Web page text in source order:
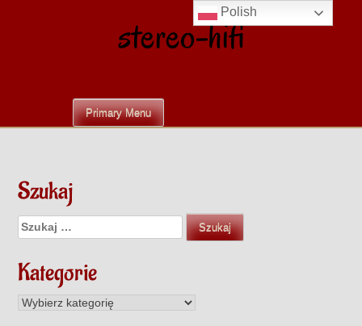
stereo-hifi
Primary Menu
Szukaj
Szukaj:
Kategorie
Kategorie
Polish